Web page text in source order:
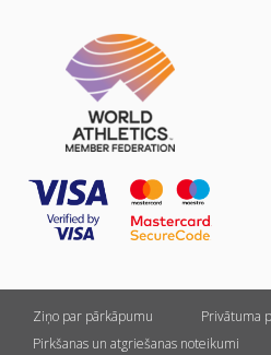
Ziņo par pārkāpumu
Privātuma
Pirkšanas un atgriešanas noteikumi